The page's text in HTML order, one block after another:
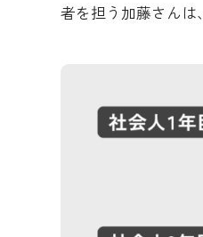
者を担う加藤さんは